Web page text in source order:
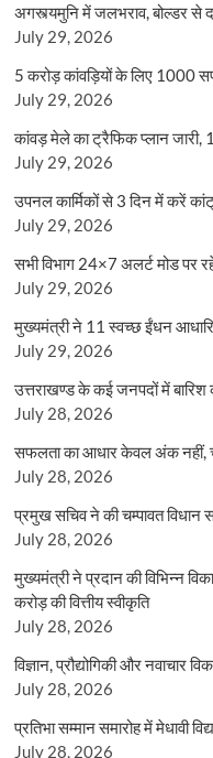
अगस्त्यमुनि में जलभराव, बोल्डर से
July 29, 2026
5 करोड़ कांवड़ियों के लिए 1000
July 29, 2026
कांवड़ मेले का ट्रैफिक प्लान जारी,
July 29, 2026
उपनल कार्मिकों से 3 दिन में करें
July 29, 2026
सभी विभाग 24×7 अलर्ट मोड पर
July 29, 2026
मुख्यमंत्री ने 11 स्वच्छ ईंधन
July 29, 2026
उत्तराखण्ड के कई जनपदों में
July 28, 2026
सफलता का आधार केवल अंक नहीं,
July 28, 2026
प्रमुख सचिव ने की चम्पावत विधान
July 28, 2026
मुख्यमंत्री ने प्रदान की विभिन्न
करोड़ की वित्तीय स्वीकृति
July 28, 2026
विज्ञान, प्रौद्योगिकी और नवाचार
July 28, 2026
प्रतिभा सम्मान समारोह में मेधावी
July 28, 2026